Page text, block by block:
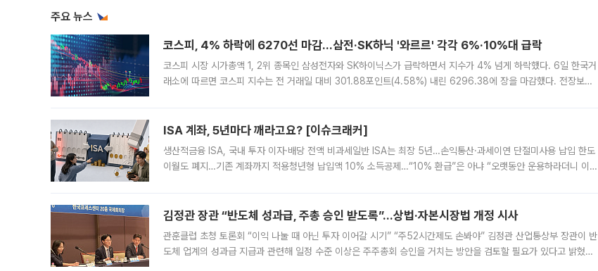
주요 뉴스
코스피, 4% 하락에 6270선 마감…삼전·SK하닉 '와르르' 각각 6%·10%대 급락
코스피 시장 시가총액 1, 2위 종목인 삼성전자와 SK하이닉스가 급락하면서 지수가 4% 넘게 하락했다. 6일 한국거
래소에 따르면 코스피 지수는 전 거래일 대비 301.88포인트(4.58%) 내린 6296.38에 장을 마감했다. 전장보다
ISA 계좌, 5년마다 깨라고요? [이슈크래커]
생산적금융 ISA, 국내 투자 이자·배당 전액 비과세일반 ISA는 최장 5년…손익통산·과세이연 단절미사용 납입 한도
이월도 폐지…기존 계좌까지 적용청년형 납입액 10% 소득공제…“10% 환급”은 아냐 “오랫동안 운용하라더니 이제
김정관 장관 “반도체 성과급, 주총 승인 받도록”…상법·자본시장법 개정 시사
관훈클럽 초청 토론회 “이익 나눌 때 아닌 투자 이어갈 시기” “주52시간제도 손봐야” 김정관 산업통상부 장관이 반
도체 업계의 성과급 지급과 관련해 일정 수준 이상은 주주총회 승인을 거치는 방안을 검토할 필요가 있다고 밝혔다.